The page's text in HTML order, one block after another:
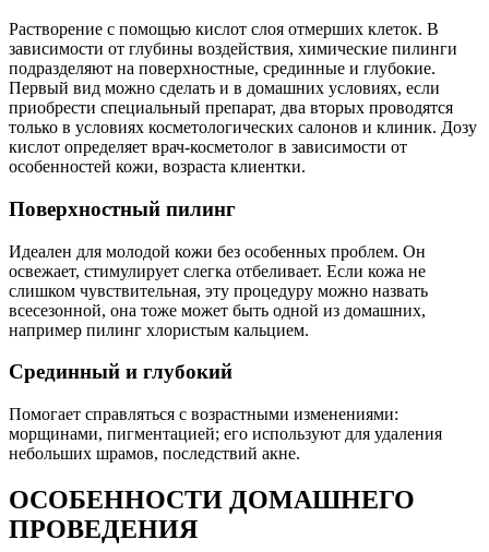
Растворение с помощью кислот слоя отмерших клеток. В
зависимости от глубины воздействия, химические пилинги
подразделяют на поверхностные, срединные и глубокие.
Первый вид можно сделать и в домашних условиях, если
приобрести специальный препарат, два вторых проводятся
только в условиях косметологических салонов и клиник. Дозу
кислот определяет врач-косметолог в зависимости от
особенностей кожи, возраста клиентки.
Поверхностный пилинг
Идеален для молодой кожи без особенных проблем. Он
освежает, стимулирует слегка отбеливает. Если кожа не
слишком чувствительная, эту процедуру можно назвать
всесезонной, она тоже может быть одной из домашних,
например пилинг хлористым кальцием.
Срединный и глубокий
Помогает справляться с возрастными изменениями:
морщинами, пигментацией; его используют для удаления
небольших шрамов, последствий акне.
ОСОБЕННОСТИ ДОМАШНЕГО
ПРОВЕДЕНИЯ